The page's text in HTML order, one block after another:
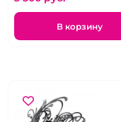
В корзину